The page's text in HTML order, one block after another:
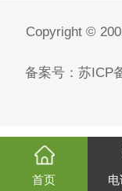
Copyright ©
备案号： 苏ICP
首页